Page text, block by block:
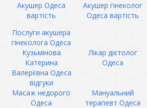
Акушер Одеса
вартість
Акушер гінеколог
Одеса вартість
Послуги акушера
гінеколога Одеса
Кузьмінова
Катерина
Валеріївна Одеса
відгуки
Лікар дієтолог
Одеса
Масаж недорого
Одеса
Мануальний
терапевт Одеса